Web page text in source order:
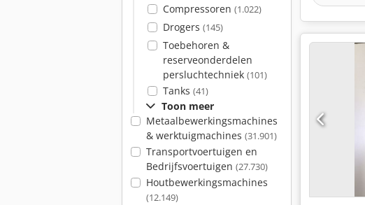
Compressoren (1.022)
Drogers (145)
Toebehoren &
reserveonderdelen
persluchtechniek (101)
Tanks (41)
Toon meer
Metaalbewerkingsmachines
& werktuigmachines (31.901)
Transportvoertuigen en
Bedrijfsvoertuigen (27.730)
Houtbewerkingsmachines
(12.149)